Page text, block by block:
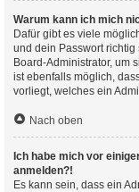
Warum kann ich mich
Dafür gibt es viele
und dein Passwort
Board-Administrator, um
ist ebenfalls möglich,
vorliegt, welches ein
Nach oben
Ich habe mich vor
anmelden?!
Es kann sein, dass ein